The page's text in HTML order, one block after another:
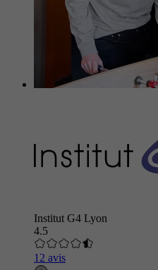
Institut G4 Lyon
4.5
12 avis